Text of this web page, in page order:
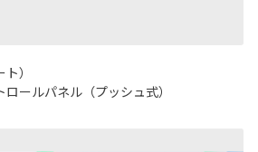
）
ールパネル（プッシュ式）